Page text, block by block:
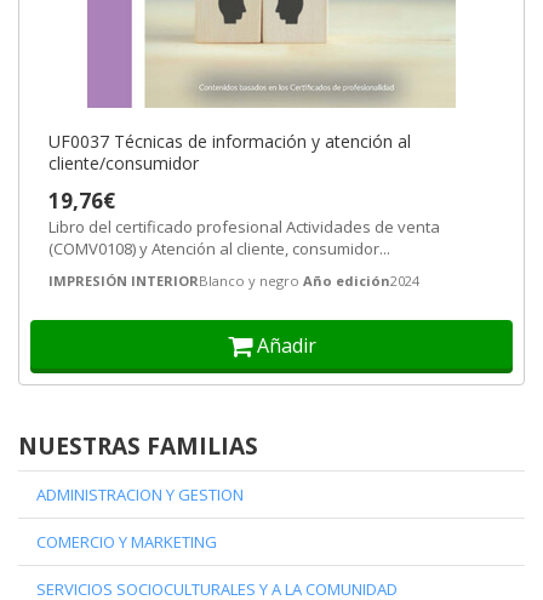
UF0037 Técnicas de información y atención al
cliente/consumidor
19,76€
Libro del certificado profesional Actividades de venta
(COMV0108) y Atención al cliente, consumidor...
IMPRESIÓN INTERIORBlanco y negro Año edición2024
Añadir
NUESTRAS FAMILIAS
ADMINISTRACION Y GESTION
COMERCIO Y MARKETING
SERVICIOS SOCIOCULTURALES Y A LA COMUNIDAD